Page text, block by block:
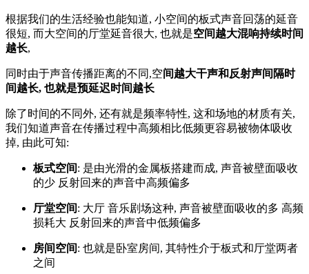
根据我们的生活经验也能知道, 小空间的板式声音回荡的延音
很短, 而大空间的厅堂延音很大, 也就是空间越大混响持续时间
越长,
同时由于声音传播距离的不同,空间越大干声和反射声间隔时
间越长, 也就是预延迟时间越长
除了时间的不同外, 还有就是频率特性, 这和场地的材质有关,
我们知道声音在传播过程中高频相比低频更容易被物体吸收
掉, 由此可知:
板式空间: 是由光滑的金属板搭建而成, 声音被壁面吸收
的少 反射回来的声音中高频偏多
厅堂空间: 大厅 音乐剧场这种, 声音被壁面吸收的多 高频
损耗大 反射回来的声音中低频偏多
房间空间: 也就是卧室房间, 其特性介于板式和厅堂两者
之间